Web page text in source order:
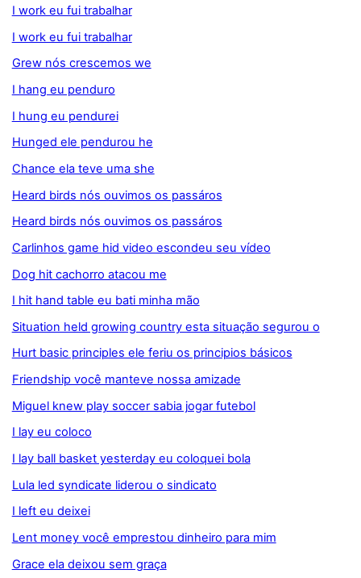
I work eu fui trabalhar
I work eu fui trabalhar
Grew nós crescemos we
I hang eu penduro
I hung eu pendurei
Hunged ele pendurou he
Chance ela teve uma she
Heard birds nós ouvimos os passáros
Heard birds nós ouvimos os passáros
Carlinhos game hid video escondeu seu vídeo
Dog hit cachorro atacou me
I hit hand table eu bati minha mão
Situation held growing country esta situação segurou o
Hurt basic principles ele feriu os principios básicos
Friendship você manteve nossa amizade
Miguel knew play soccer sabia jogar futebol
I lay eu coloco
I lay ball basket yesterday eu coloquei bola
Lula led syndicate liderou o sindicato
I left eu deixei
Lent money você emprestou dinheiro para mim
Grace ela deixou sem graça